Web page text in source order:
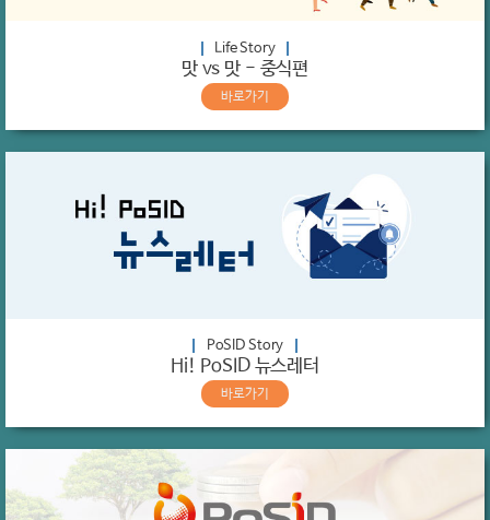
Life Story
맛 vs 맛 - 중식편
바로가기
PoSID Story
Hi! PoSID 뉴스레터
바로가기